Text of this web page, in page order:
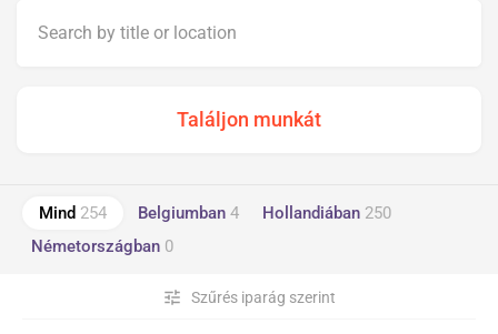
Mind 254 Belgiumban 4 Hollandiában 250
Németországban 0
Szűrés iparág szerint
tune